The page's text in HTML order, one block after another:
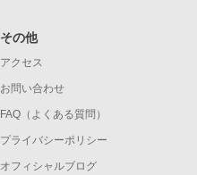
その他
アクセス
お問い合わせ
FAQ（よくある質問）
プライバシーポリシー
オフィシャルブログ